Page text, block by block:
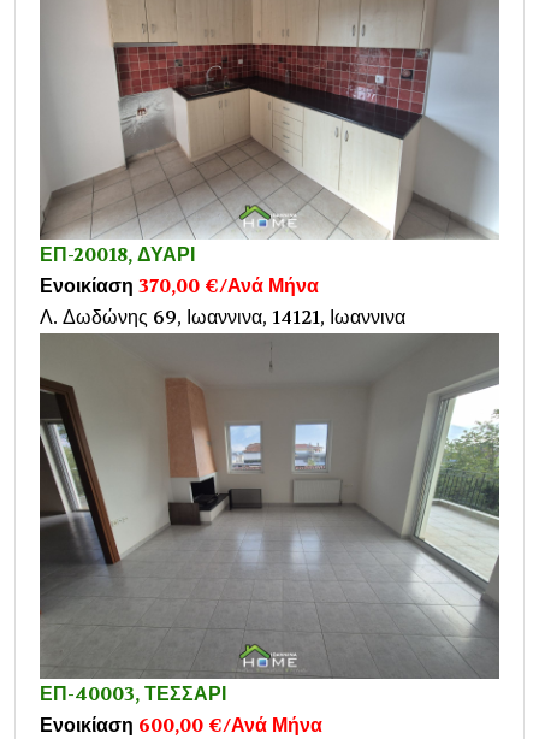
ΕΠ-20018, ΔΥΑΡΙ
Ενοικίαση 370,00 €/Ανά Μήνα
Λ. Δωδώνης 69, Ιωαννινα, 14121, Ιωαννινα
ΕΠ-40003, ΤΕΣΣΑΡΙ
Ενοικίαση 600,00 €/Ανά Μήνα